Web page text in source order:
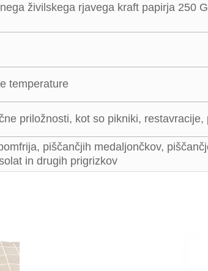
živilskega rjavega kraft papirja 250
temperature
priložnosti, kot so pikniki, restavracije,
piščančjih medaljončkov,
in drugih prigrizkov